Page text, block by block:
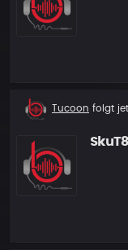
Neuer
Tucoon folgt